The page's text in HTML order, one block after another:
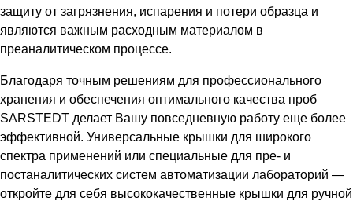
защиту от загрязнения, испарения и потери образца и
являются важным расходным материалом в
преаналитическом процессе.
Благодаря точным решениям для профессионального
хранения и обеспечения оптимального качества проб
SARSTEDT делает Вашу повседневную работу еще более
эффективной. Универсальные крышки для широкого
спектра применений или специальные для пре- и
постаналитических систем автоматизации лабораторий —
откройте для себя высококачественные крышки для ручной